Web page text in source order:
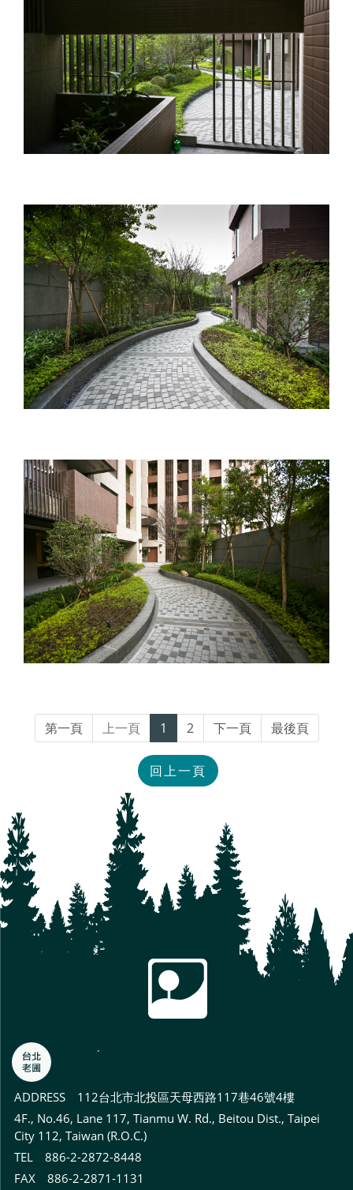
第一頁 上一頁 1 2 下一頁 最後頁
ADDRESS 112台北市北投區天母西路117巷46號4樓
4F., No.46, Lane 117, Tianmu W. Rd., Beitou Dist., Taipei
City 112, Taiwan (R.O.C.)
TEL 886-2-2872-8448
FAX 886-2-2871-1131